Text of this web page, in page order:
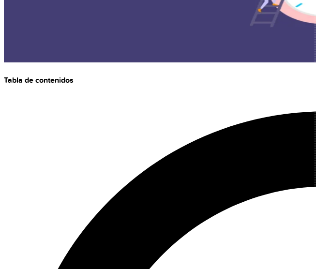
Tabla de contenidos